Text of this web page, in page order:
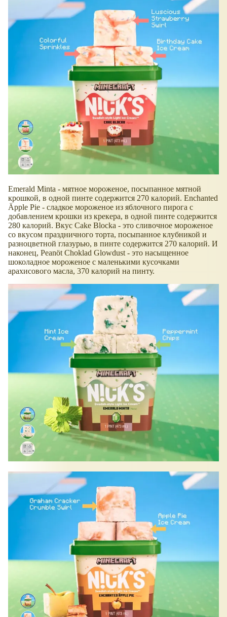
Emerald Minta - мятное мороженое, посыпанное мятной
крошкой, в одной пинте содержится 270 калорий. Enchanted
Äpple Pie - сладкое мороженое из яблочного пирога с
добавлением крошки из крекера, в одной пинте содержится
280 калорий. Вкус Cake Blocka - это сливочное мороженое
со вкусом праздничного торта, посыпанное клубникой и
разноцветной глазурью, в пинте содержится 270 калорий. И
наконец, Peanöt Choklad Glowdust - это насыщенное
шоколадное мороженое с маленькими кусочками
арахисового масла, 370 калорий на пинту.